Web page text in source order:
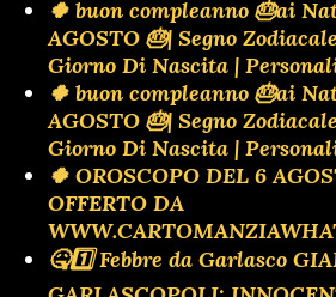
🍀 buon compleanno 🎂ai
AGOSTO 🎂| Segno
Giorno Di Nascita |
🍀 buon compleanno 🎂ai
AGOSTO 🎂| Segno
Giorno Di Nascita |
🍀 OROSCOPO DEL 6
OFFERTO DA
🤒1️⃣ Febbre da Garlasco